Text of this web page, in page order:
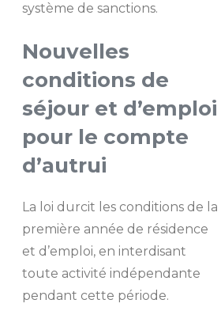
système de sanctions.
Nouvelles
conditions de
séjour et d’emploi
pour le compte
d’autrui
La loi durcit les conditions de la
première année de résidence
et d’emploi, en interdisant
toute activité indépendante
pendant cette période.